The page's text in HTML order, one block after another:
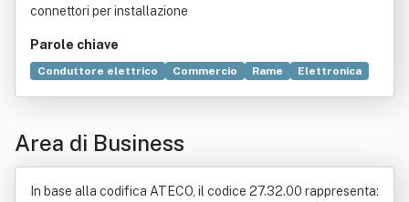
connettori per installazione
Parole chiave
Conduttore elettrico Commercio Rame
Elettronica
Video sorvegliata
Ibrida
Area di Business
In base alla codifica ATECO, il codice 27.32.00 rappresenta: